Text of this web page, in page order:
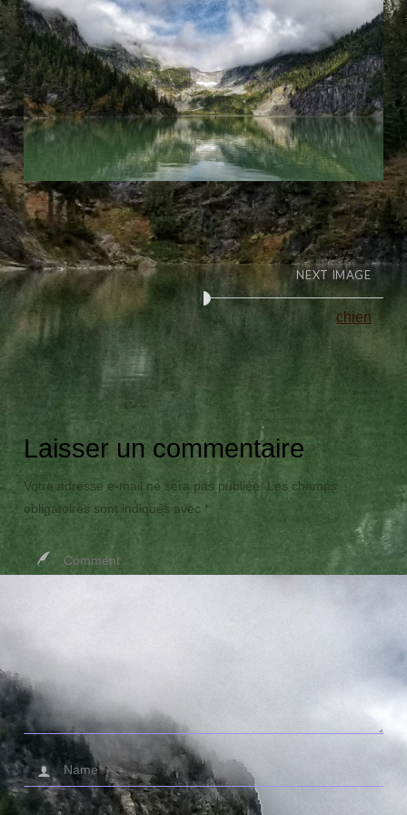
NEXT IMAGE
chien
Laisser un commentaire
Votre adresse e-mail ne sera pas publiée.
Les champs
obligatoires sont indiqués avec *